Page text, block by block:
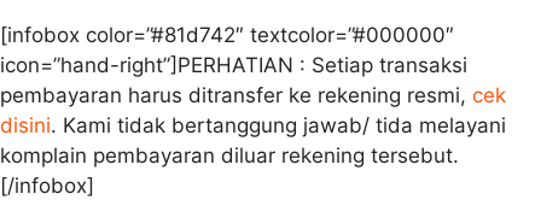
[infobox color=”#81d742″ textcolor=”#000000″
icon=”hand-right”]PERHATIAN : Setiap transaksi
pembayaran harus ditransfer ke rekening resmi, cek
disini. Kami tidak bertanggung jawab/ tida melayani
komplain pembayaran diluar rekening tersebut.
[/infobox]